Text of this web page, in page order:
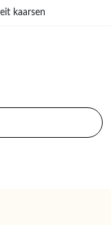
kaarsen